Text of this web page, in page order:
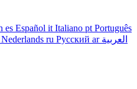
es Español it Italiano pt Português
Nederlands ru Русский ar العربية